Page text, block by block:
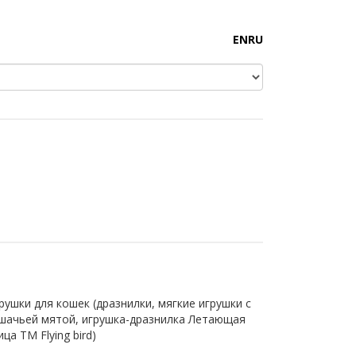
ENRU
для кошек (дразнилки, мягкие игрушки с
мятой, игрушка-дразнилка Летающая
TM Flying bird)